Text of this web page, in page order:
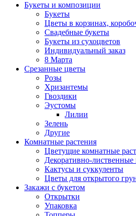
Букеты и композиции
Букеты
Цветы в корзинах,
Свадебные букеты
Букеты из сухоцветов
Индивидуальный заказ
8 Марта
Срезанные цветы
Розы
Хризантемы
Гвоздики
Эустомы
Лилии
Зелень
Другие
Комнатные растения
Цветущие комнатные
Декоративно-
Кактусы и суккуленты
Цветы для открытого
Закажи с букетом
Открытки
Упаковка